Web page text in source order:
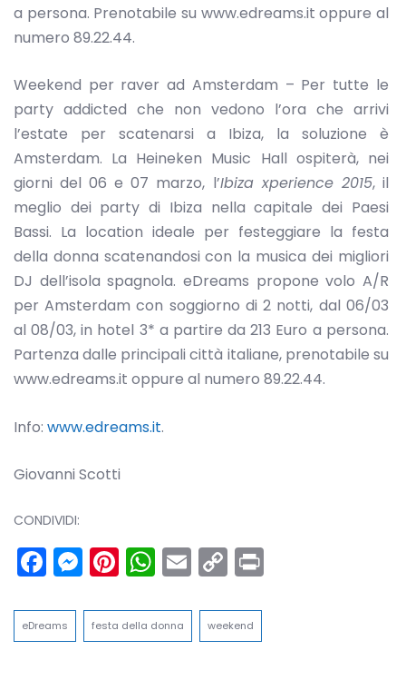
a persona. Prenotabile su www.edreams.it oppure al
numero 89.22.44.
Weekend per raver ad Amsterdam – Per tutte le
party addicted che non vedono l’ora che arrivi
l’estate per scatenarsi a Ibiza, la soluzione è
Amsterdam. La Heineken Music Hall ospiterà, nei
giorni del 06 e 07 marzo, l’Ibiza xperience 2015, il
meglio dei party di Ibiza nella capitale dei Paesi
Bassi. La location ideale per festeggiare la festa
della donna scatenandosi con la musica dei migliori
DJ dell’isola spagnola. eDreams propone volo A/R
per Amsterdam con soggiorno di 2 notti, dal 06/03
al 08/03, in hotel 3* a partire da 213 Euro a persona.
Partenza dalle principali città italiane, prenotabile su
www.edreams.it oppure al numero 89.22.44.
Info: www.edreams.it.
Giovanni Scotti
CONDIVIDI:
Facebook
Messenger
Pinterest
WhatsApp
Email
Copy
eDreams festa della donna weekend